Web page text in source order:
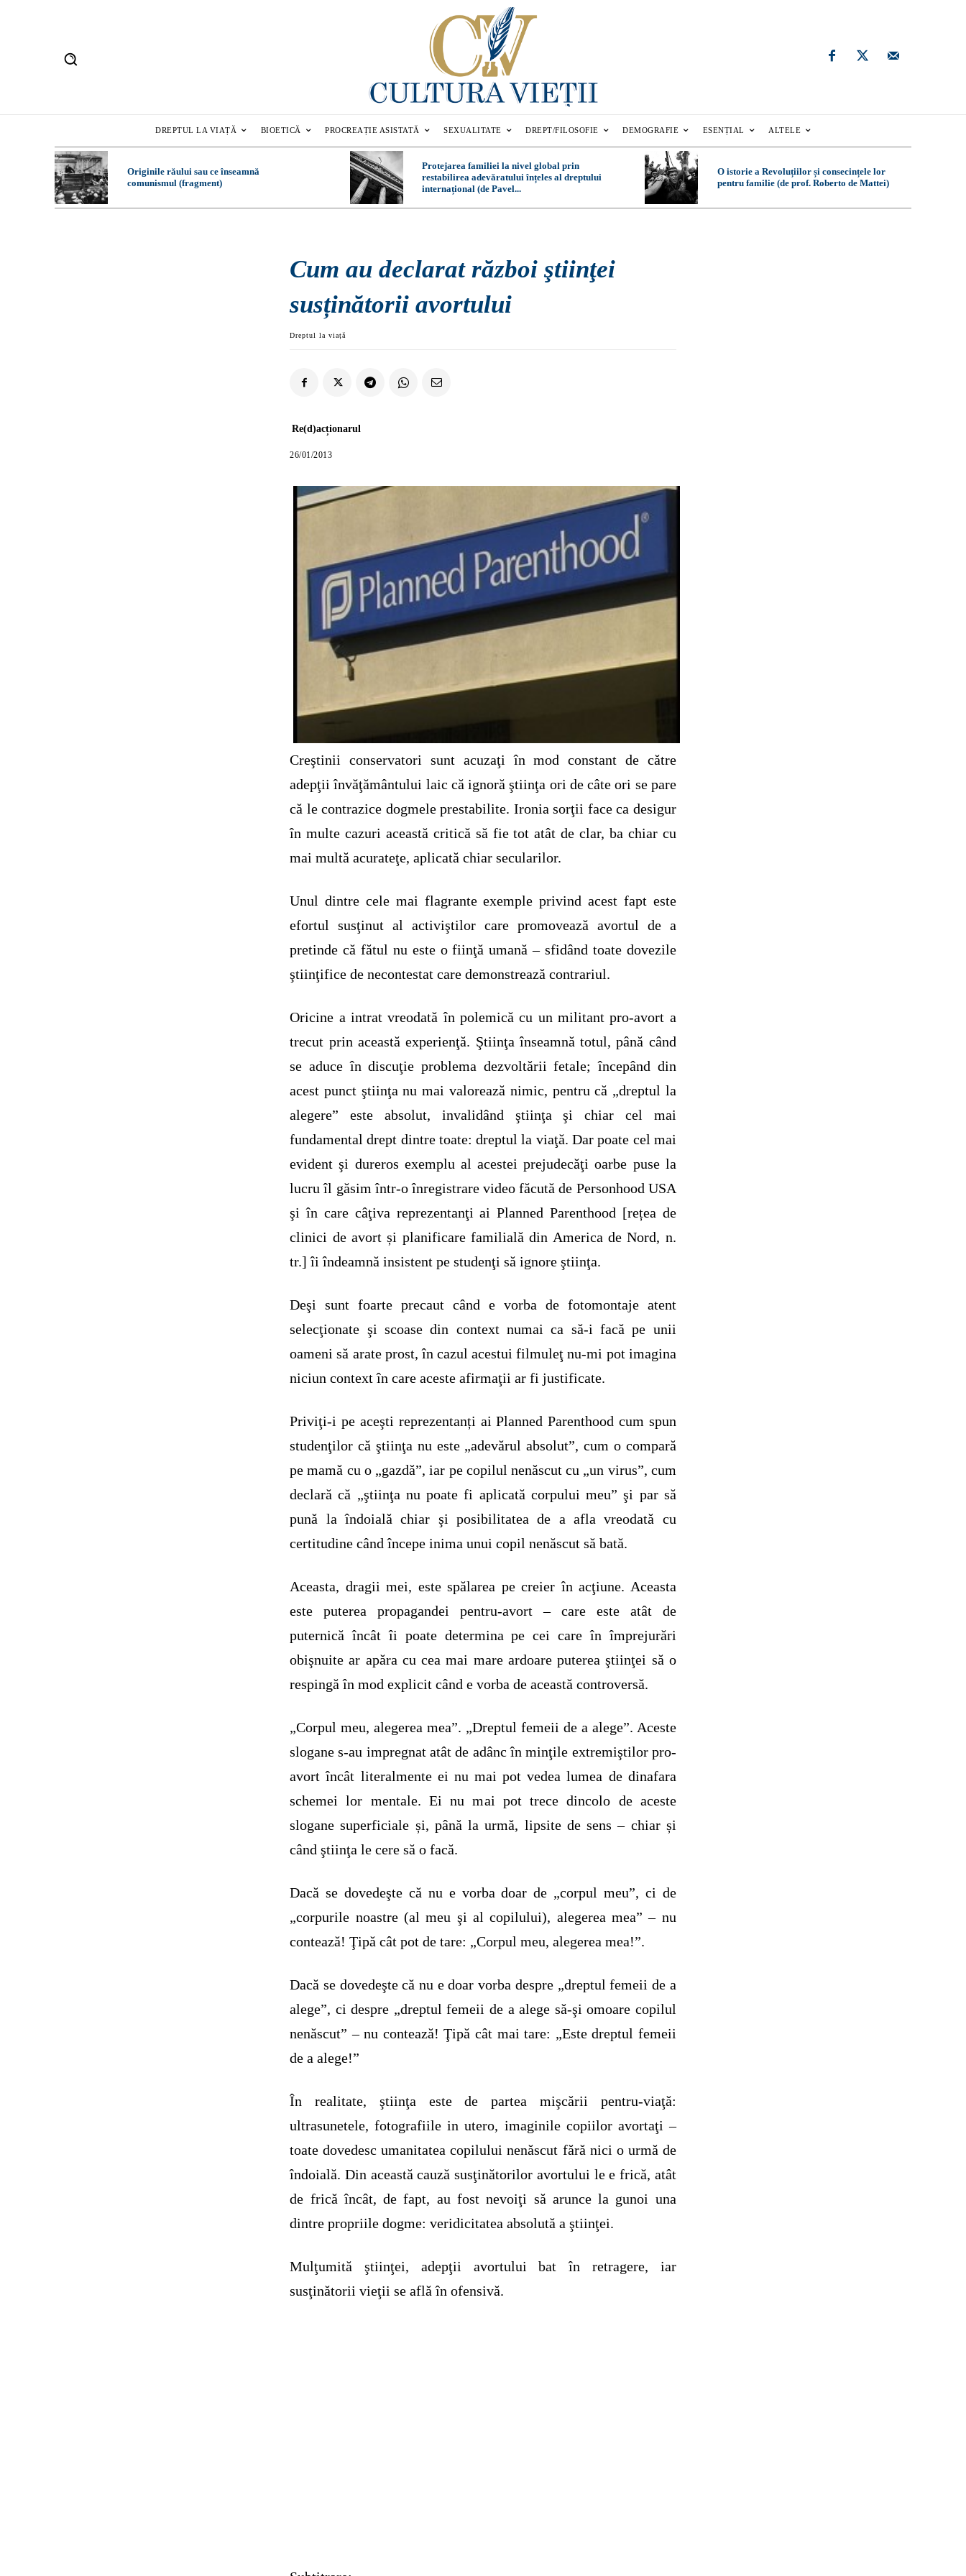
DREPTUL LA VIAȚĂ BIOETICĂ PROCREAȚIE ASISTATĂ SEXUALITATE DREPT/FILOSOFIE DEMOGRAFIE ESENȚIAL ALTELE
Originile răului sau ce înseamnă
comunismul (fragment)
Protejarea familiei la nivel global prin
restabilirea adevăratului înțeles al dreptului
internațional (de Pavel...
O istorie a Revoluțiilor și consecințele lor
pentru familie (de prof. Roberto de Mattei)
Cum au declarat război ştiinţei
susținătorii avortului
Dreptul la viață
Re(d)acționarul
26/01/2013
Creştinii conservatori sunt acuzaţi în mod constant de către
adepţii învăţământului laic că ignoră ştiinţa ori de câte ori se pare
că le contrazice dogmele prestabilite. Ironia sorţii face ca desigur
în multe cazuri această critică să fie tot atât de clar, ba chiar cu
mai multă acurateţe, aplicată chiar secularilor.
Unul dintre cele mai flagrante exemple privind acest fapt este
efortul susţinut al activiştilor care promovează avortul de a
pretinde că fătul nu este o fiinţă umană – sfidând toate dovezile
ştiinţifice de necontestat care demonstrează contrariul.
Oricine a intrat vreodată în polemică cu un militant pro-avort a
trecut prin această experienţă. Ştiinţa înseamnă totul, până când
se aduce în discuţie problema dezvoltării fetale; începând din
acest punct ştiinţa nu mai valorează nimic, pentru că „dreptul la
alegere” este absolut, invalidând ştiinţa şi chiar cel mai
fundamental drept dintre toate: dreptul la viaţă. Dar poate cel mai
evident şi dureros exemplu al acestei prejudecăţi oarbe puse la
lucru îl găsim într-o înregistrare video făcută de Personhood USA
şi în care câţiva reprezentanţi ai Planned Parenthood [rețea de
clinici de avort și planificare familială din America de Nord, n.
tr.] îi îndeamnă insistent pe studenţi să ignore ştiinţa.
Deşi sunt foarte precaut când e vorba de fotomontaje atent
selecţionate şi scoase din context numai ca să-i facă pe unii
oameni să arate prost, în cazul acestui filmuleţ nu-mi pot imagina
niciun context în care aceste afirmaţii ar fi justificate.
Priviţi-i pe aceşti reprezentanți ai Planned Parenthood cum spun
studenţilor că ştiinţa nu este „adevărul absolut”, cum o compară
pe mamă cu o „gazdă”, iar pe copilul nenăscut cu „un virus”, cum
declară că „ştiinţa nu poate fi aplicată corpului meu” şi par să
pună la îndoială chiar şi posibilitatea de a afla vreodată cu
certitudine când începe inima unui copil nenăscut să bată.
Aceasta, dragii mei, este spălarea pe creier în acţiune. Aceasta
este puterea propagandei pentru-avort – care este atât de
puternică încât îi poate determina pe cei care în împrejurări
obişnuite ar apăra cu cea mai mare ardoare puterea ştiinţei să o
respingă în mod explicit când e vorba de această controversă.
„Corpul meu, alegerea mea”. „Dreptul femeii de a alege”. Aceste
slogane s-au impregnat atât de adânc în minţile extremiştilor pro-
avort încât literalmente ei nu mai pot vedea lumea de dinafara
schemei lor mentale. Ei nu mai pot trece dincolo de aceste
slogane superficiale și, până la urmă, lipsite de sens – chiar și
când ştiinţa le cere să o facă.
Dacă se dovedeşte că nu e vorba doar de „corpul meu”, ci de
„corpurile noastre (al meu şi al copilului), alegerea mea” – nu
contează! Ţipă cât pot de tare: „Corpul meu, alegerea mea!”.
Dacă se dovedeşte că nu e doar vorba despre „dreptul femeii de a
alege”, ci despre „dreptul femeii de a alege să-şi omoare copilul
nenăscut” – nu contează! Ţipă cât mai tare: „Este dreptul femeii
de a alege!”
În realitate, ştiinţa este de partea mişcării pentru-viaţă:
ultrasunetele, fotografiile in utero, imaginile copiilor avortaţi –
toate dovedesc umanitatea copilului nenăscut fără nici o urmă de
îndoială. Din această cauză susţinătorilor avortului le e frică, atât
de frică încât, de fapt, au fost nevoiţi să arunce la gunoi una
dintre propriile dogme: veridicitatea absolută a ştiinţei.
Mulţumită ştiinţei, adepţii avortului bat în retragere, iar
susţinătorii vieţii se află în ofensivă.